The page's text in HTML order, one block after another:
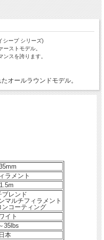
シープ シリーズ)
ストモデル。
スを誇ります。
オールラウンドモデル。
ラメント
ブレンド
マルチフィラメント
ンコーティング
イト
35lbs
日本